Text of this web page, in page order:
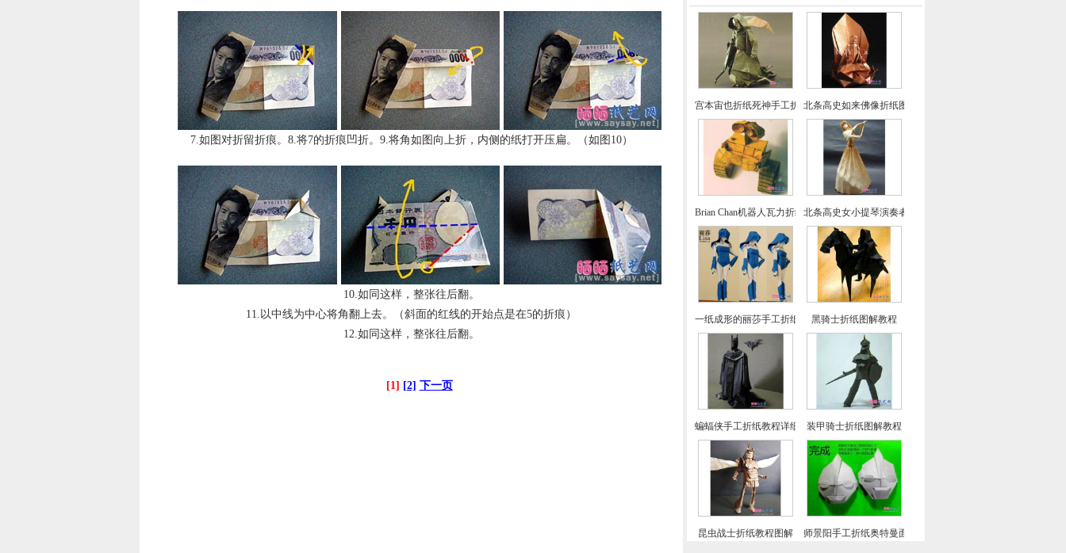
7.如图对折留折痕。8.将7的折痕凹折。9.将角如图向上折，内侧的纸打开压扁。（如图10）
10.如同这样，整张往后翻。
11.以中线为中心将角翻上去。（斜面的红线的开始点是在5的折痕）
12.如同这样，整张往后翻。
[1] [2] 下一页
宫本宙也折纸死神手工折纸教程图解北条高史如来佛像折纸图解教程
Brian Chan机器人瓦力折纸教程图解北条高史女小提琴演奏者的折法
一纸成形的丽莎手工折纸CP及实拍教程
黑骑士折纸图解教程
蝙蝠侠手工折纸教程详细图解装甲骑士折纸图解教程
昆虫战士折纸教程图解 师景阳手工折纸奥特曼面具的折法